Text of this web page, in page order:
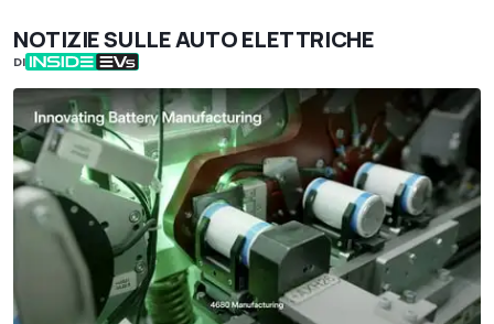
NOTIZIE SULLE AUTO ELETTRICHE
DI